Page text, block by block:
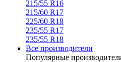
215/55 R16
215/60 R17
225/60 R18
235/55 R17
235/55 R18
Все производители
Популярные